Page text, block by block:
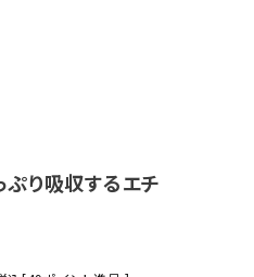
臭剤
リ
送について
り吸収するエチ